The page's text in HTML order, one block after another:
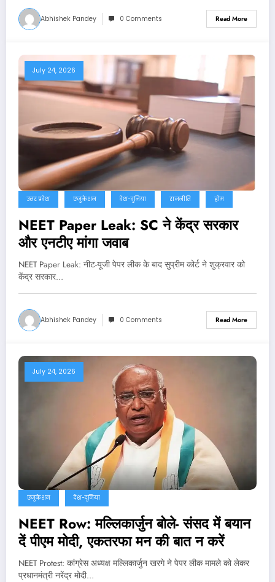
Abhishek Pandey 0 Comments Read More
July 24, 2026
उत्तर प्रदेश एजुकेशन देश-दुनिया राजनीति होम
NEET Paper Leak: SC ने केंद्र सरकार
और एनटीए मांगा जवाब
NEET Paper Leak: नीट-यूजी पेपर लीक के बाद सुप्रीम कोर्ट ने शुक्रवार को
केंद्र सरकार…
Abhishek Pandey 0 Comments Read More
July 24, 2026
एजुकेशन देश-दुनिया
NEET Row: मल्लिकार्जुन बोले- संसद में बयान
दें पीएम मोदी, एकतरफा मन की बात न करें
NEET Protest: कांग्रेस अध्यक्ष मल्लिकार्जुन खरगे ने पेपर लीक मामले को लेकर
प्रधानमंत्री नरेंद्र मोदी…